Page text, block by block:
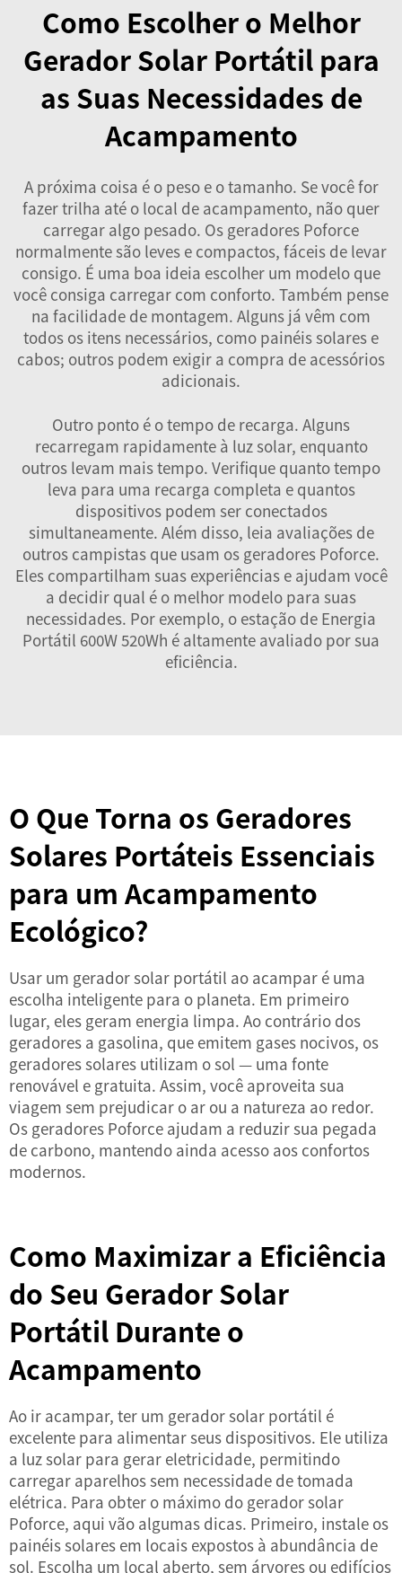
Como Escolher o Melhor
Gerador Solar Portátil para
as Suas Necessidades de
Acampamento
A próxima coisa é o peso e o tamanho. Se você for
fazer trilha até o local de acampamento, não quer
carregar algo pesado. Os geradores Poforce
normalmente são leves e compactos, fáceis de levar
consigo. É uma boa ideia escolher um modelo que
você consiga carregar com conforto. Também pense
na facilidade de montagem. Alguns já vêm com
todos os itens necessários, como painéis solares e
cabos; outros podem exigir a compra de acessórios
adicionais.
Outro ponto é o tempo de recarga. Alguns
recarregam rapidamente à luz solar, enquanto
outros levam mais tempo. Verifique quanto tempo
leva para uma recarga completa e quantos
dispositivos podem ser conectados
simultaneamente. Além disso, leia avaliações de
outros campistas que usam os geradores Poforce.
Eles compartilham suas experiências e ajudam você
a decidir qual é o melhor modelo para suas
necessidades. Por exemplo, o estação de Energia
Portátil 600W 520Wh é altamente avaliado por sua
eficiência.
O Que Torna os Geradores
Solares Portáteis Essenciais
para um Acampamento
Ecológico?
Usar um gerador solar portátil ao acampar é uma
escolha inteligente para o planeta. Em primeiro
lugar, eles geram energia limpa. Ao contrário dos
geradores a gasolina, que emitem gases nocivos, os
geradores solares utilizam o sol — uma fonte
renovável e gratuita. Assim, você aproveita sua
viagem sem prejudicar o ar ou a natureza ao redor.
Os geradores Poforce ajudam a reduzir sua pegada
de carbono, mantendo ainda acesso aos confortos
modernos.
Como Maximizar a Eficiência
do Seu Gerador Solar
Portátil Durante o
Acampamento
Ao ir acampar, ter um gerador solar portátil é
excelente para alimentar seus dispositivos. Ele utiliza
a luz solar para gerar eletricidade, permitindo
carregar aparelhos sem necessidade de tomada
elétrica. Para obter o máximo do gerador solar
Poforce, aqui vão algumas dicas. Primeiro, instale os
painéis solares em locais expostos à abundância de
sol. Escolha um local aberto, sem árvores ou edifícios